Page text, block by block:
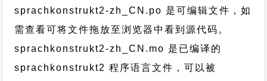
sprachkonstrukt2-zh_CN.po 是可编辑文件，如
需查看可将文件拖放至浏览器中看到源代码。
sprachkonstrukt2-zh_CN.mo 是已编译的
sprachkonstrukt2 程序语言文件，可以被